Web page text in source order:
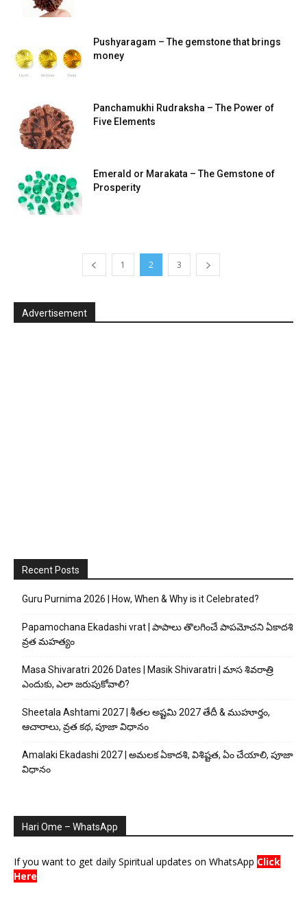
Pushyaragam – The gemstone that brings
money
Panchamukhi Rudraksha – The Power of
Five Elements
Emerald or Marakata – The Gemstone of
Prosperity
1 2 3
Advertisement
Recent Posts
Guru Purnima 2026 | How, When & Why is it Celebrated?
Papamochana Ekadashi vrat | పాపాలు తొలగించే పాపమోచని ఏకాదశి
వ్రత మహత్యం
Masa Shivaratri 2026 Dates | Masik Shivaratri | మాస శివరాత్రి
ఎందుకు, ఎలా జరుపుకోవాలి?
Sheetala Ashtami 2027 | శీతల అష్టమి 2027 తేదీ & ముహూర్తం,
ఆచారాలు, వ్రత కథ, పూజా విధానం
Amalaki Ekadashi 2027 | అమలక ఏకాదశి, విశిష్టత, ఏం చేయాలి, పూజా
విధానం
Hari Ome – WhatsApp
If you want to get daily Spiritual updates on WhatsApp Click
Here